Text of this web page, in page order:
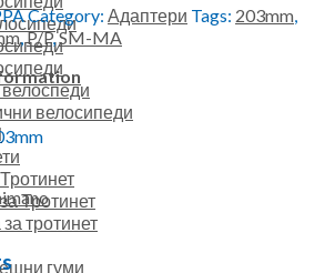
велосипеди
Тротинет
тротинет
гуми
Category: Адаптери Tags: 203mm,
,P/P,SM-MA